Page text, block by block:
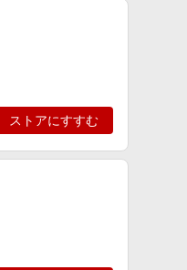
ストアにすすむ